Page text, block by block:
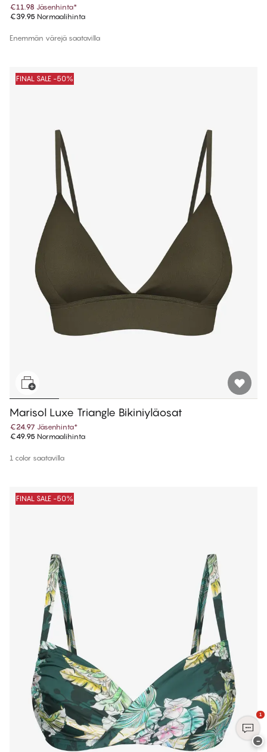
€11.98 Jäsenhinta*
€39.95 Normaalihinta
Enemmän värejä saatavilla
FINAL SALE -50%
Marisol Luxe Triangle Bikiniyläosat
€24.97 Jäsenhinta*
€49.95 Normaalihinta
1 color saatavilla
FINAL SALE -50%
1
−